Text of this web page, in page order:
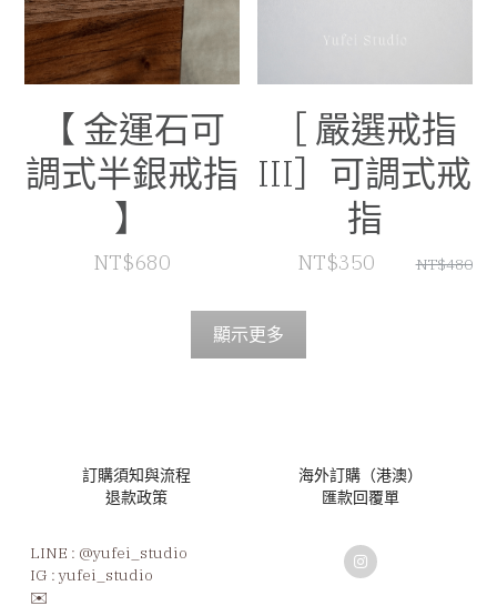
【 金運石可
調式半銀戒指
】
NT$680
［ 嚴選戒指
III］可調式戒
指
NT$350 NT$480
顯示更多
訂購須知與流程
退款政策
海外訂購（港澳）
匯款回覆單
LINE : @yufei_studio
IG : yufei_studio
✉️